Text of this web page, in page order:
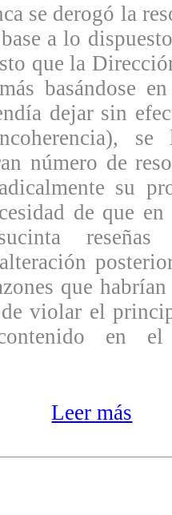
se derogó la
a lo
que la
basándose
dejar sin
número de
su
de que
que
violar el
contenido en
Leer más